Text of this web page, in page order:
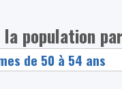
population